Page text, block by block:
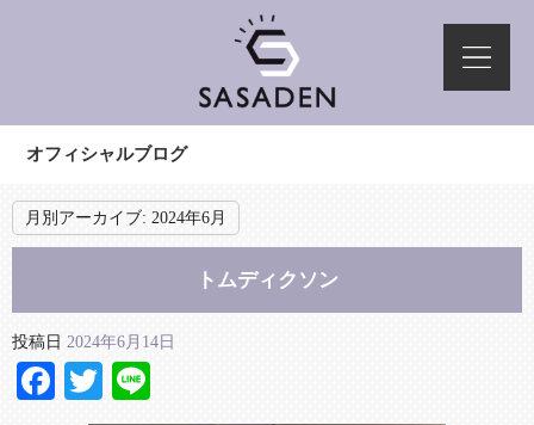
オフィシャルブログ
月別アーカイブ: 2024年6月
トムディクソン
投稿日 2024年6月14日
Facebook
Twitter